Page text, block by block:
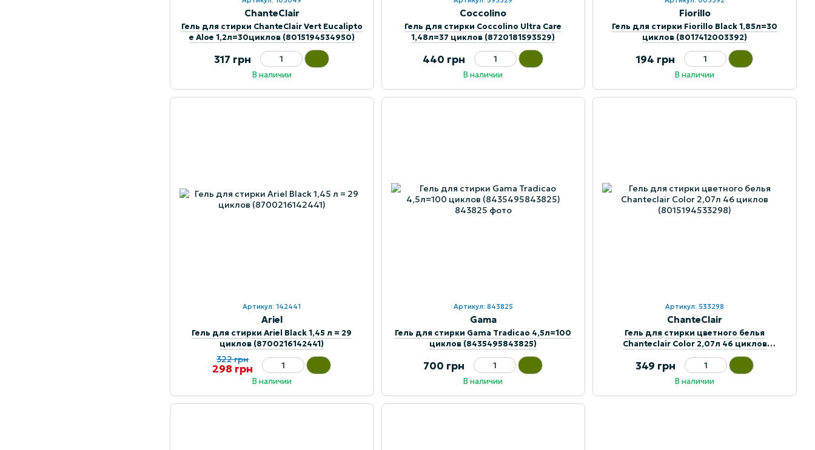
ChanteClair
Гель для стирки ChanteClair Vert Eucalipto
e Aloe 1,2л=30циклов (8015194534950)
317 грн
В наличии
Coccolino
Гель для стирки Coccolino Ultra Care
1,48л=37 циклов (8720181593529)
440 грн
В наличии
Fiorillo
Гель для стирки Fiorillo Black 1,85л=30
циклов (8017412003392)
194 грн
В наличии
Артикул: 142441
Ariel
Гель для стирки Ariel Black 1,45 л = 29
циклов (8700216142441)
322 грн
298 грн
В наличии
Артикул: 843825
Gama
Гель для стирки Gama Tradicao 4,5л=100
циклов (8435495843825)
700 грн
В наличии
Артикул: 533298
ChanteClair
Гель для стирки цветного белья
Chanteclair Color 2,07л 46 циклов
349 грн
В наличии